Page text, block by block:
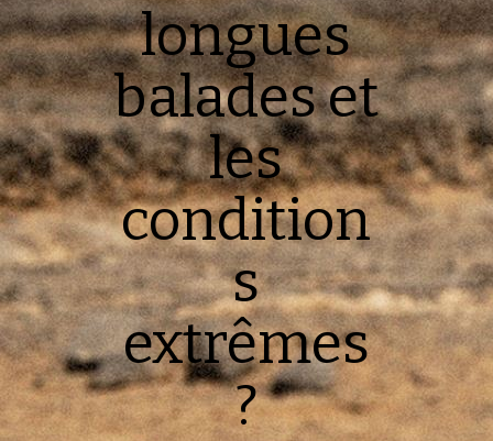
longues
balades et
les
condition
s
extrêmes
?